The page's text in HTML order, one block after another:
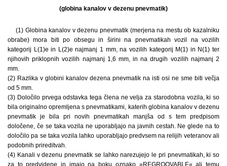
(globina kanalov v dezenu pnevmatik)
(1) Globina kanalov v dezenu pnevmatik (merjena na mestu ob kazalniku
obrabe) mora biti po obsegu in širini na pnevmatikah vozil na vozilih
kategorij L(1)e in L(2)e najmanj 1 mm, na vozilih kategorij M(1) in N(1) ter
njihovih priklopnih vozilih najmanj 1,6 mm, in na drugih vozilih najmanj 2
mm.
(2) Razlika v globini kanalov dezena pnevmatik na isti osi ne sme biti večja
od 5 mm.
(3) Določilo prvega odstavka tega člena ne velja za starodobna vozila, ki so
bila originalno opremljena s pnevmatikami, katerih globina kanalov v dezenu
pnevmatik je bila pri novih pnevmatikah manjša od s tem predpisom
določene, če se taka vozila ne uporabljajo na javnih cestah. Ne glede na to
določilo pa se taka vozila lahko uporabljajo predvsem na relijih veteranov ali
podobnih prireditvah.
(4) Kanali v dezenu pnevmatik se lahko narezujejo le pri pnevmatikah, ki so
za to predvidene in imajo na boku oznako »REGROOVABLE« ali temu